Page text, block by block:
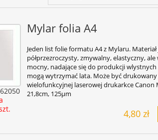
Mylar folia A4
Jeden list folie formatu A4 z Mylaru.
półprzezroczysty, zmywalny, elastyczny, ale
mocny, nadające się do produkcji
mogą wytrzymać lata. Może być
wielofunkcyjnej laserowej drukarkce Canon
21,8cm, 125µm
4,80 zł